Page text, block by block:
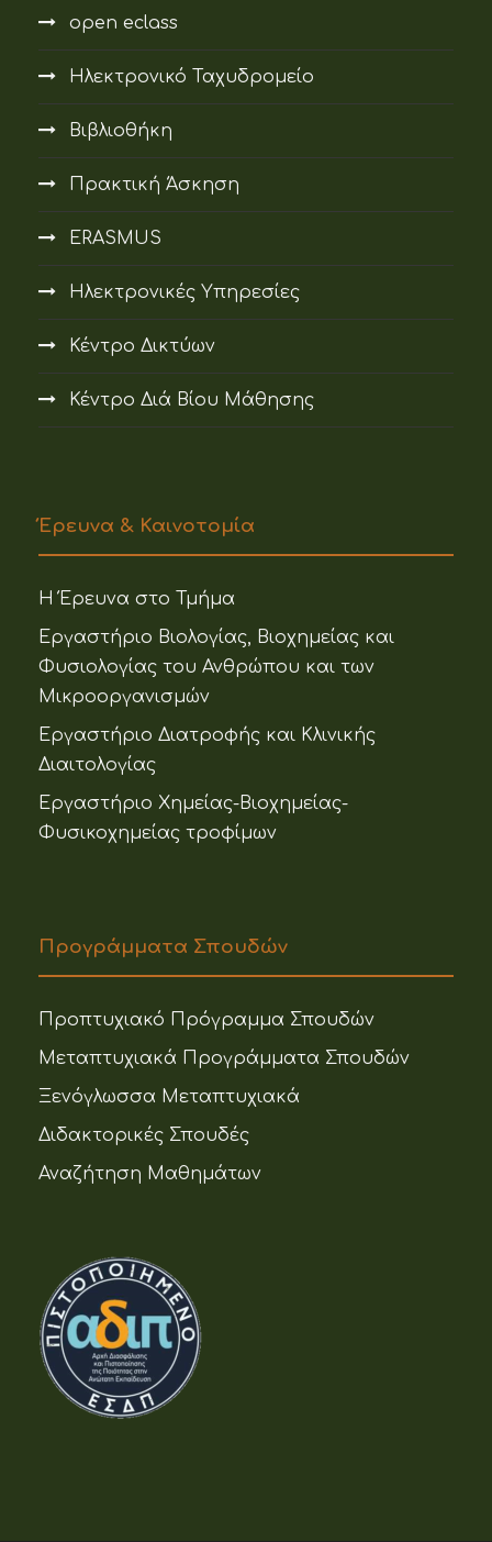
open eclass
Ηλεκτρονικό Ταχυδρομείο
Βιβλιοθήκη
Πρακτική Άσκηση
ERASMUS
Ηλεκτρονικές Υπηρεσίες
Κέντρο Δικτύων
Κέντρο Διά Βίου Μάθησης
Έρευνα & Καινοτομία
Η Έρευνα στο Τμήμα
Εργαστήριο Βιολογίας, Βιοχημείας και
Φυσιολογίας του Ανθρώπου και των
Μικροοργανισμών
Εργαστήριο Διατροφής και Κλινικής
Διαιτολογίας
Εργαστήριο Χημείας-Βιοχημείας-
Φυσικοχημείας τροφίμων
Προγράμματα Σπουδών
Προπτυχιακό Πρόγραμμα Σπουδών
Μεταπτυχιακά Προγράμματα Σπουδών
Ξενόγλωσσα Μεταπτυχιακά
Διδακτορικές Σπουδές
Αναζήτηση Μαθημάτων